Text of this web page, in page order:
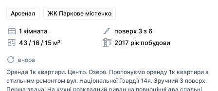
Арсенал ЖК Паркове містечко
1 кімната
43 / 16 / 15 м²
поверх 3 з 6
2017 рік побудови
вчора
Оренда 1к квартири. Центр. Озеро. Пропонуємо оренду 1к квартири з
стильним ремонтом вул. Національної Гвардії 14я. Зручний 3 поверх.
Перша здача. На кухні розкладний диван на повноцінні два спальні